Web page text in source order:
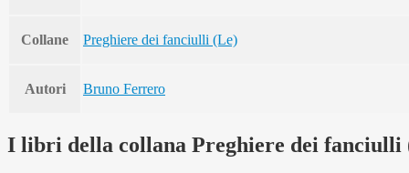
Collane Preghiere dei fanciulli (Le)
Autori Bruno Ferrero
I libri della collana Preghiere dei fanciulli